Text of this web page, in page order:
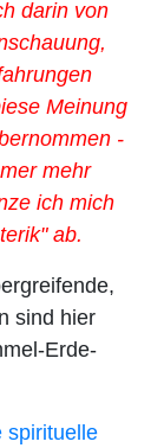
darin von
Meinung
-
mehr
ich mich
ab.
sind hier
Erde-
spirituelle